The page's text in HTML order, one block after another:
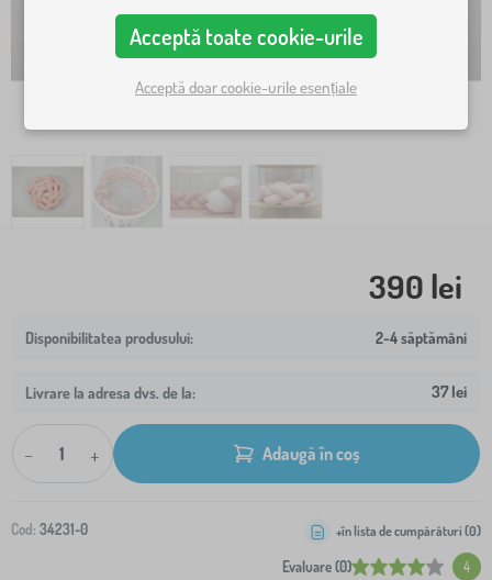
390 lei
2-4 săptămâni
Livrare la adresa dvs. de la: 37 lei
- + Adaugă în coș
Cod: 34231-0
Evaluare (0) 4
+în lista de cumpărături (0)
Acceptă toate cookie-urile
Acceptă doar cookie-urile esențiale